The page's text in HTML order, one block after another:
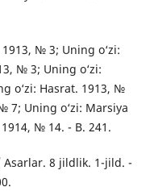
№ 3; Uning o‘zi:
№ 3; Uning o‘zi:
o‘zi: Hasrat. 1913, №
7; Uning o‘zi: Marsiya
№ 14. - B. 241.
8 jildlik. 1-jild. -